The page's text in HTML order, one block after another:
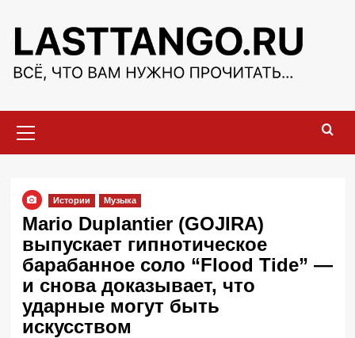
содержимому
меню
Истории Музыка
Mario Duplantier (GOJIRA)
выпускает гипнотическое
барабанное соло “Flood Tide” —
и снова доказывает, что
ударные могут быть
искусством